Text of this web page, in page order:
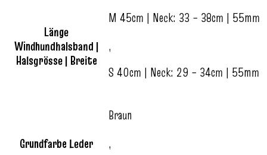
Länge
Windhundhalsband |
Halsgrösse | Breite
M 45cm | Neck: 33 – 38cm | 55mm
,
S 40cm | Neck: 29 – 34cm | 55mm
Grundfarbe Leder
Braun
,